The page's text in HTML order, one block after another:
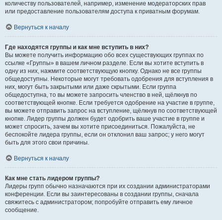
количеству пользователей, например, изменение модераторских прав
или предоставление пользователям доступа к приватным форумам.
Вернуться к началу
Где находятся группы и как мне вступить в них?
Вы можете получить информацию обо всех существующих группах по
ссылке «Группы» в вашем личном разделе. Если вы хотите вступить в
одну из них, нажмите соответствующую кнопку. Однако не все группы
общедоступны. Некоторые могут требовать одобрения для вступления в
них, могут быть закрытыми или даже скрытыми. Если группа
общедоступна, то вы можете запросить членство в ней, щёлкнув по
соответствующей кнопке. Если требуется одобрение на участие в группе,
вы можете отправить запрос на вступление, щёлкнув по соответствующей
кнопке. Лидер группы должен будет одобрить ваше участие в группе и
может спросить, зачем вы хотите присоединиться. Пожалуйста, не
беспокойте лидера группы, если он отклонил ваш запрос; у него могут
быть для этого свои причины.
Вернуться к началу
Как мне стать лидером группы?
Лидеры групп обычно назначаются при их создании администраторами
конференции. Если вы заинтересованы в создании группы, сначала
свяжитесь с администратором; попробуйте отправить ему личное
сообщение.